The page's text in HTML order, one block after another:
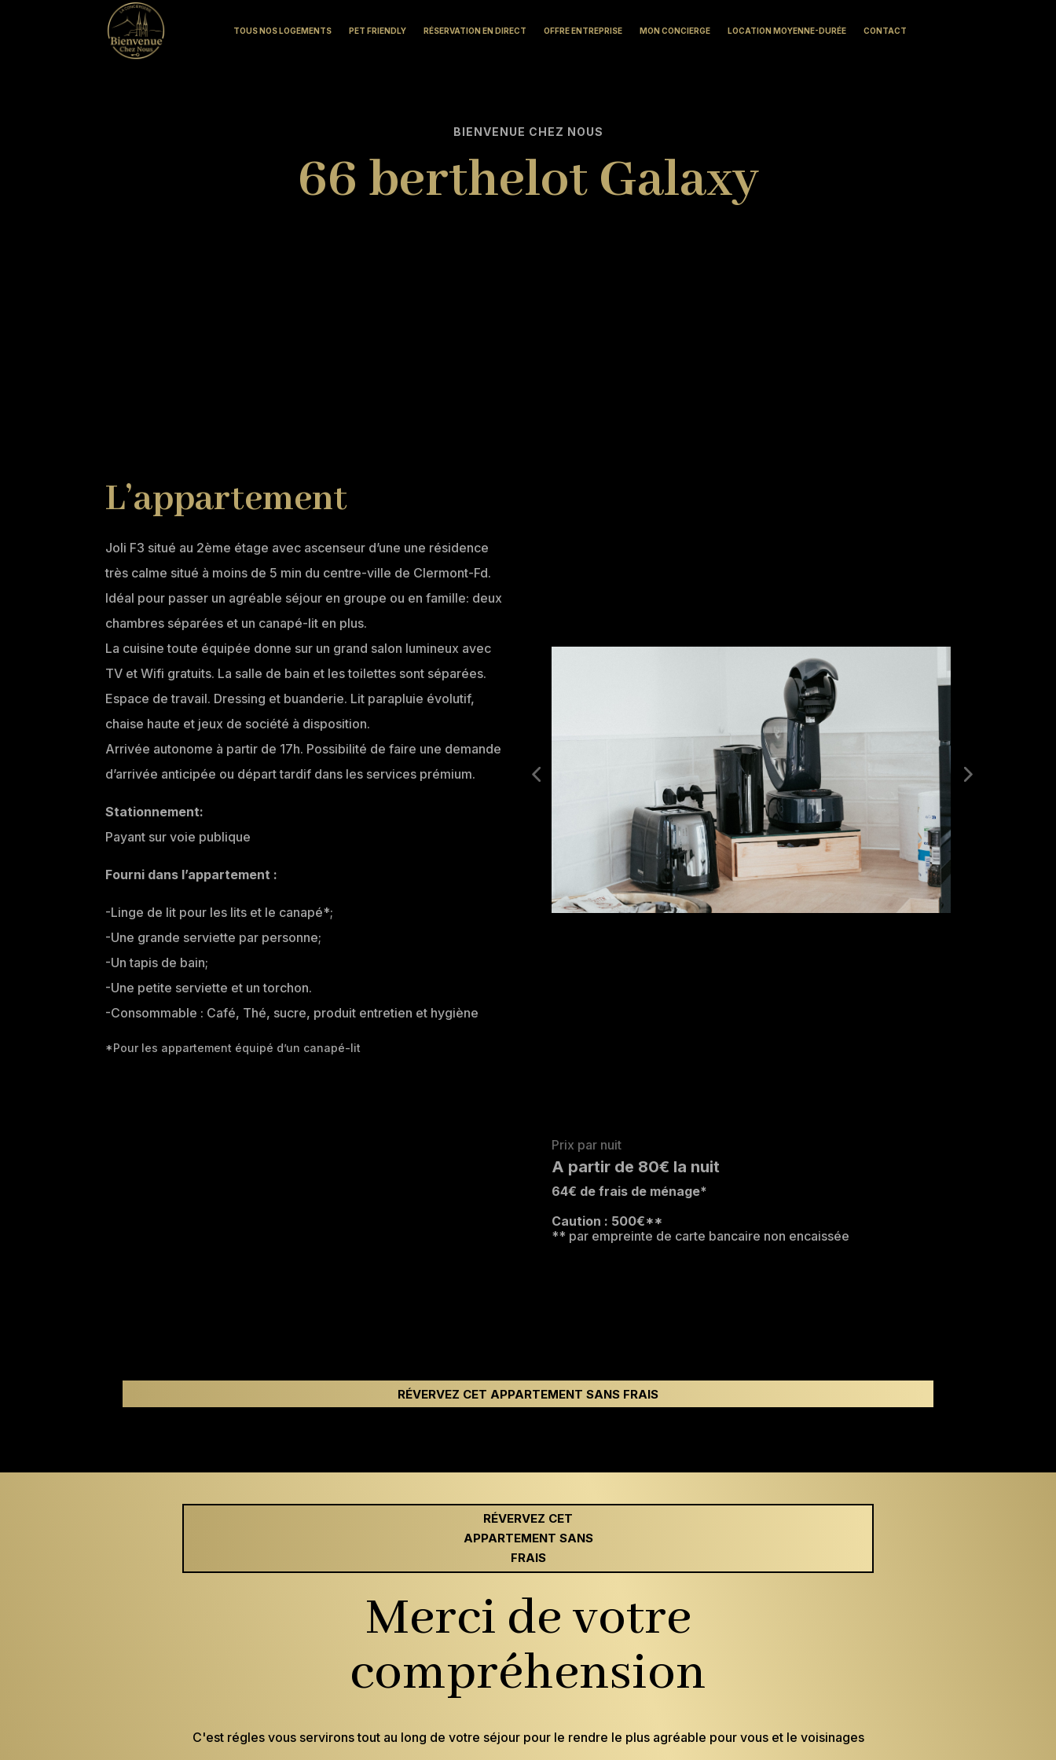
TOUS NOS LOGEMENTS PET FRIENDLY RÉSERVATION EN DIRECT OFFRE ENTREPRISE MON CONCIERGE LOCATION MOYENNE-DURÉE CONTACT
BIENVENUE CHEZ NOUS
66 berthelot Galaxy
L’appartement
Joli F3 situé au 2ème étage avec ascenseur d’une une résidence
très calme situé à moins de 5 min du centre-ville de Clermont-Fd.
Idéal pour passer un agréable séjour en groupe ou en famille: deux
chambres séparées et un canapé-lit en plus.
La cuisine toute équipée donne sur un grand salon lumineux avec
TV et Wifi gratuits. La salle de bain et les toilettes sont séparées.
Espace de travail. Dressing et buanderie. Lit parapluie évolutif,
chaise haute et jeux de société à disposition.
Arrivée autonome à partir de 17h. Possibilité de faire une demande
d’arrivée anticipée ou départ tardif dans les services prémium.
Stationnement:
Payant sur voie publique
Fourni dans l’appartement :
-Linge de lit pour les lits et le canapé*;
-Une grande serviette par personne;
-Un tapis de bain;
-Une petite serviette et un torchon.
-Consommable : Café, Thé, sucre, produit entretien et hygiène
*Pour les appartement équipé d’un canapé-lit
Prix par nuit
A partir de 80€ la nuit
64€ de frais de ménage*
Caution : 500€**
** par empreinte de carte bancaire non encaissée
RÉVERVEZ CET APPARTEMENT SANS FRAIS
RÉVERVEZ CET
APPARTEMENT SANS
FRAIS
Merci de votre
compréhension
C'est régles vous servirons tout au long de votre séjour pour le rendre le plus agréable pour vous et le voisinages